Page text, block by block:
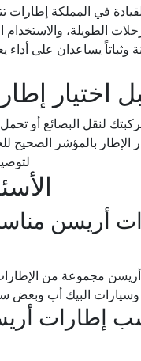
في المملكة إطارات
الطويلة،
وثباتاً يساعدان على
اختيار
لنقل البضائع أو
الإطار بالمؤشر الصحيح
أريسن
أريسن مجموعة من
وسيارات البيك أب وبعض
إطارات